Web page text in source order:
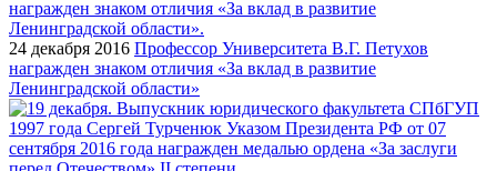
24 декабря 2016 Профессор Университета В.Г. Петухов
награжден знаком отличия «За вклад в развитие
Ленинградской области»